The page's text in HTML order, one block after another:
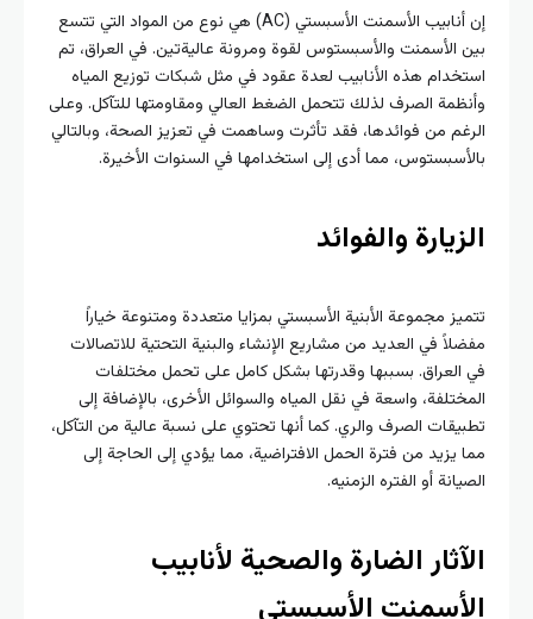
إن أنابيب الأسمنت الأسبستي (AC) هي نوع من المواد التي تتسع
بين الأسمنت والأسبستوس لقوة ومرونة عاليةتين. في العراق، تم
استخدام هذه الأنابيب لعدة عقود في مثل شبكات توزيع المياه
وأنظمة الصرف لذلك تتحمل الضغط العالي ومقاومتها للتآكل. وعلى
الرغم من فوائدها، فقد تأثرت وساهمت في تعزيز الصحة، وبالتالي
بالأسبستوس، مما أدى إلى استخدامها في السنوات الأخيرة.
الزيارة والفوائد
تتميز مجموعة الأبنية الأسبستي بمزايا متعددة ومتنوعة خياراً
مفضلاً في العديد من مشاريع الإنشاء والبنية التحتية للاتصالات
في العراق. بسببها وقدرتها بشكل كامل على تحمل مختلفات
المختلفة، واسعة في نقل المياه والسوائل الأخرى، بالإضافة إلى
تطبيقات الصرف والري. كما أنها تحتوي على نسبة عالية من التآكل،
مما يزيد من فترة الحمل الافتراضية، مما يؤدي إلى الحاجة إلى
الصيانة أو الفتره الزمنيه.
الآثار الضارة والصحية لأنابيب
الأسمنت الأسبستي